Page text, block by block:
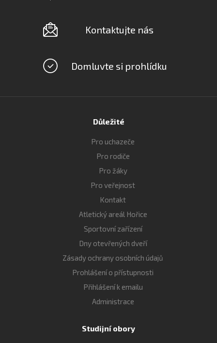
Kontaktujte nás
Domluvte si prohlídku
Důležité
Pro uchazeče
Pro rodiče
Pro žáky
Pro veřejnost
Kontakt
Atletický areál Hořice
Sportovní zařízení
Dny otevřených dveří
Zásady ochrany osobních údajů
Prohlášení o přístupnosti
Přihlášení k emailu
Administrace
Studijní obory